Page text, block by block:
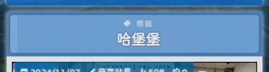
標籤
哈堡堡